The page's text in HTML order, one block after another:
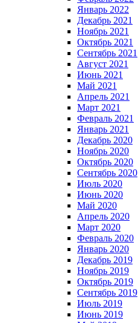
Январь 2022
Декабрь 2021
Ноябрь 2021
Октябрь 2021
Сентябрь 2021
Август 2021
Июнь 2021
Май 2021
Апрель 2021
Март 2021
Февраль 2021
Январь 2021
Декабрь 2020
Ноябрь 2020
Октябрь 2020
Сентябрь 2020
Июль 2020
Июнь 2020
Май 2020
Апрель 2020
Март 2020
Февраль 2020
Январь 2020
Декабрь 2019
Ноябрь 2019
Октябрь 2019
Сентябрь 2019
Июль 2019
Июнь 2019